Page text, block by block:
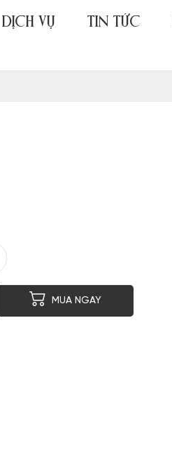
DỊCH VỤ TIN TỨC
MUA NGAY